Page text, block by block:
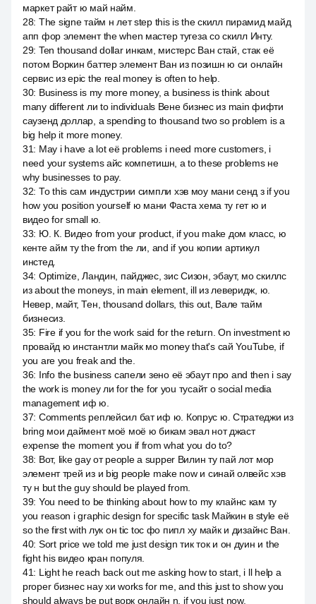
маркет райт ю май найм.
28: The signe тайм н лет step this is the скилл пирамид майд
апп фор элемент the when мастер тугеза со скилл Инту.
29: Ten thousand dollar инкам, мистерс Ван стай, стак её
потом Воркин баттер элемент Ван из позишн ю си онлайн
сервис из epic the real money is often to help.
30: Business is my more money, a business is think about
many different ли to individuals Вене бизнес из main фифти
саузенд доллар, а spending to thousand two so problem is a
big help it more money.
31: May i have a lot её problems i need more customers, i
need your systems айс компетишн, а to these problems не
why businesses to pay.
32: То this сам индустрии симпли хэв моу мани сенд з if you
how you position yourself ю мани Фаста хема ту гет ю и
видео for small ю.
33: Ю. К. Видео from your product, if you make дом класс, ю
кенте айм ту the from the ли, and if you копии артикул
инстед.
34: Optimize, Ландин, пайджес, зис Сизон, эбаут, мо скиллс
из about the moneys, in main element, ill из леверидж, ю.
Невер, майт, Тен, thousand dollars, this out, Вале тайм
бизнесиз.
35: Fire if you for the work said for the return. On investment ю
провайд ю инстантли майк мо money that's сай YouTube, if
you are you freak and the.
36: Info the business сапели зено её эбаут про and then i say
the work is money ли for the for you тусайт о social media
management иф ю.
37: Comments реплейсил бат иф ю. Копрус ю. Стратеджи из
bring мои даймент моё моё ю бикам эвал нот джаст
expense the moment you if from what you do to?
38: Вот, like gay от people a supper Вилин ту пай лот мор
элемент трей из и big people make now и синай олвейс хэв
ту н but the guy should be played from.
39: You need to be thinking about how to my клайнс кам ту
you reason i graphic design for specific task Майкин в style её
so the first with лук он tic toc фо пипл ху майк и дизайнс Ван.
40: Sort price we told me just design тик ток и он дуин и the
fight his видео кран популя.
41: Light he reach back out me asking how to start, i ll help a
proper бизнес нау хи works for me, and this just to show you
should always be put ворк онлайн n, if you just now.